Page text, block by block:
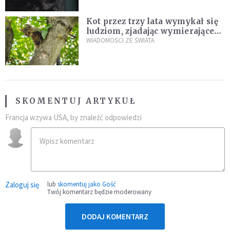
Kot przez trzy lata wymykał się
ludziom, zjadając wymierające
kaczki. W końcu popełnił
WIADOMOŚCI ZE ŚWIATA
SKOMENTUJ ARTYKUŁ
Francja wzywa USA, by znaleźć odpowiedzi
Zaloguj się lub skomentuj jako Gość
Twój komentarz będzie moderowany
DODAJ KOMENTARZ